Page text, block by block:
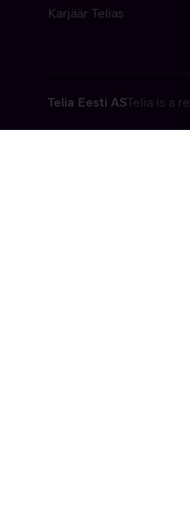
Karjäär Telias
Telia Eesti ASTelia is a